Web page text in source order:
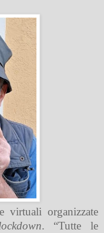
virtuali organizzate
. “Tutte le